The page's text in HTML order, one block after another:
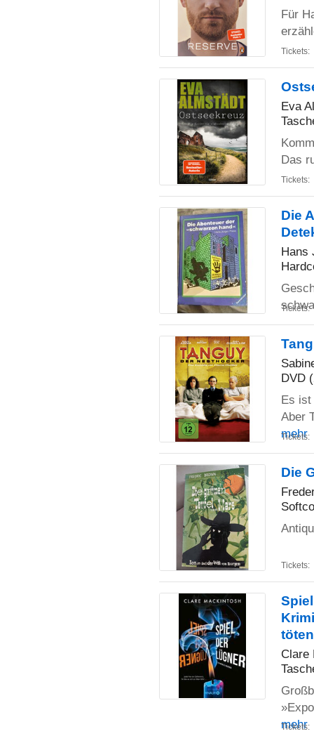
Für
Tickets:
Eva
Das
Tickets:
Die
Hans
Tickets:
DVD
Es ist
Aber
mehr
Tickets:
Die
Tickets:
Clare
mehr
Tickets: